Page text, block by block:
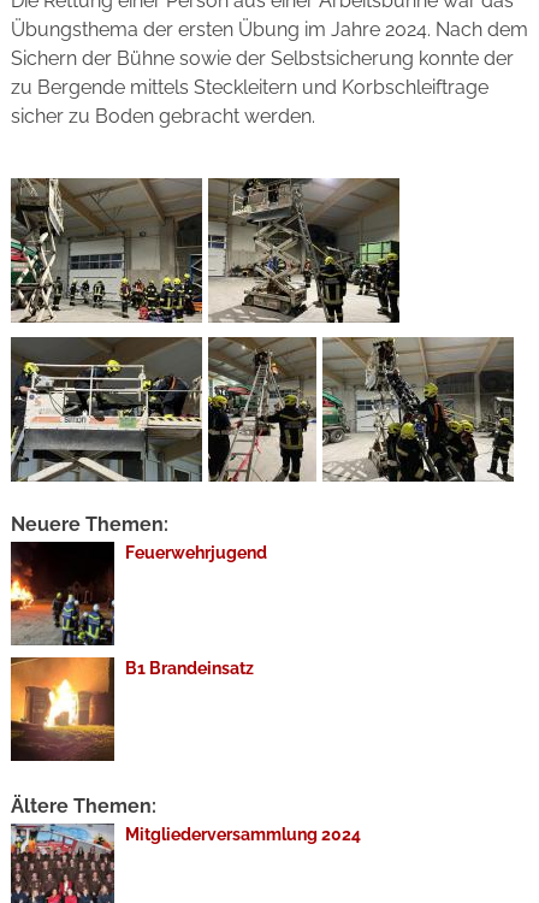
Übungsthema der ersten Übung im Jahre 2024. Nach dem
Sichern der Bühne sowie der Selbstsicherung konnte der
zu Bergende mittels Steckleitern und Korbschleiftrage
sicher zu Boden gebracht werden.
Neuere Themen:
Feuerwehrjugend
B1 Brandeinsatz
Ältere Themen:
Mitgliederversammlung 2024